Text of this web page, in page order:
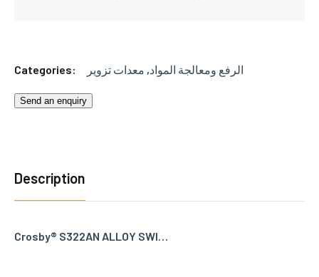
Categories: الرفع ومعالجة المواد, معدات تزوير
Send an enquiry
Description
Crosby® S322AN ALLOY SWI…